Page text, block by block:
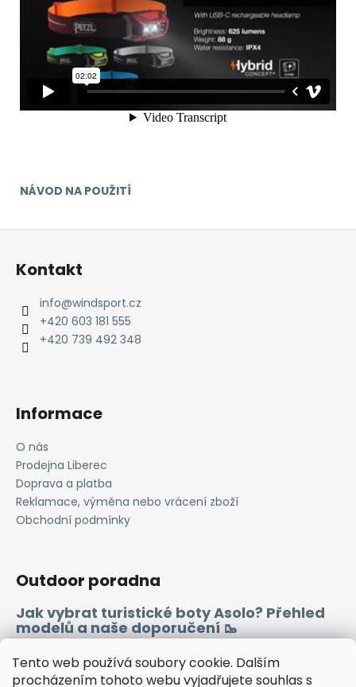
Tento web používá soubory cookie. Dalším
procházením tohoto webu vyjadřujete souhlas s
NÁVOD NA POUŽITÍ
Z
Kontakt
info@windsport.cz
+420 603 181 555
+420 739 492 348
Informace
O nás
Prodejna Liberec
Doprava a platba
Reklamace, výměna nebo vrácení zboží
Obchodní podmínky
Outdoor poradna
Jak vybrat turistické boty Asolo? Přehled
modelů a naše doporučení 🥾